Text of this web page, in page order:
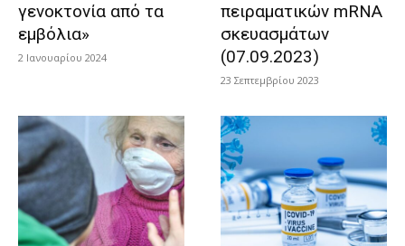
γενοκτονία από τα
εμβόλια»
2 Ιανουαρίου 2024
πειραματικών mRNA
σκευασμάτων
(07.09.2023)
23 Σεπτεμβρίου 2023